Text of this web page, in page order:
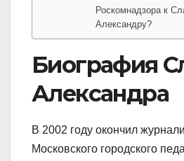
Роскомнадзора к
Александру?
Биография
Александра
В 2002 году окончил
Московского городского